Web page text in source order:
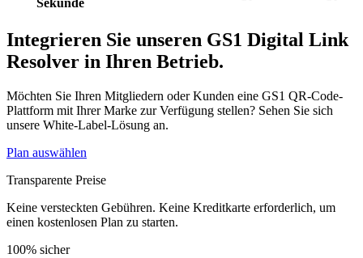
Integrieren Sie unseren GS1 Digital Link
Resolver in Ihren Betrieb.
Möchten Sie Ihren Mitgliedern oder Kunden eine GS1 QR-Code-
Plattform mit Ihrer Marke zur Verfügung stellen? Sehen Sie sich
unsere White-Label-Lösung an.
Plan auswählen
Transparente Preise
Keine versteckten Gebühren. Keine Kreditkarte erforderlich, um
einen kostenlosen Plan zu starten.
100% sicher